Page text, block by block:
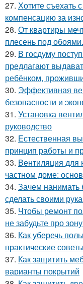
27. Хотите съехать
компенсацию за
28. От квартиры
плесень под обоями.
29. В госдуму
предлагают
ребёнком,
30. Эффективная
безопасности и
31. Установка
руководство
32. Естественная
принцип работы и
33. Вентиляция для
частном доме:
34. Зачем нанимать
сделать своими
35. Чтобы ремонт
не забудьте про
36. Как уберечь
практические советы
37. Как защитить
варианты покрытий